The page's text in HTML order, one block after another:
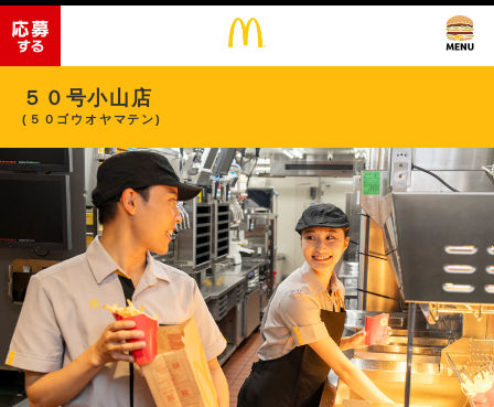
５０号小山店
(５０ゴウオヤマテン)